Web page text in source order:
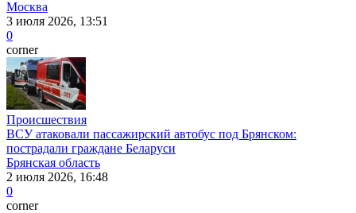
Москва
3 июля 2026, 13:51
0
corner
Происшествия
ВСУ атаковали пассажирский автобус под Брянском:
пострадали граждане Беларуси
Брянская область
2 июля 2026, 16:48
0
corner